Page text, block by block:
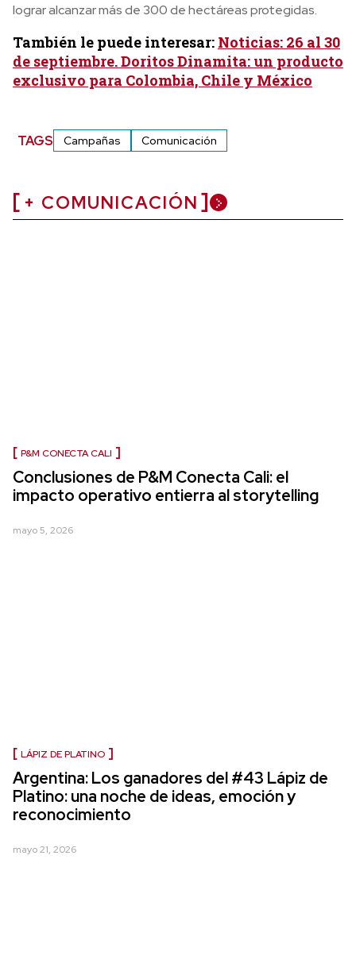
lograr alcanzar más de 300 de hectáreas protegidas.
También le puede interesar: Noticias: 26 al 30
de septiembre. Doritos Dinamita: un producto
exclusivo para Colombia, Chile y México
TAGS Campañas Comunicación
+ COMUNICACIÓN
P&M CONECTA CALI
Conclusiones de P&M Conecta Cali: el
impacto operativo entierra al storytelling
mayo 5, 2026
LÁPIZ DE PLATINO
Argentina: Los ganadores del #43 Lápiz de
Platino: una noche de ideas, emoción y
reconocimiento
mayo 21, 2026